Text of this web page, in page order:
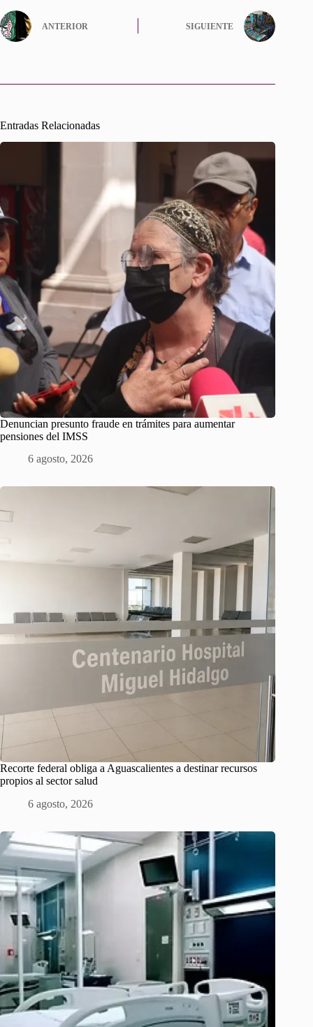
ANTERIOR SIGUIENTE
Entradas Relacionadas
Denuncian presunto fraude en trámites para aumentar
pensiones del IMSS
6 agosto, 2026
Recorte federal obliga a Aguascalientes a destinar recursos
propios al sector salud
6 agosto, 2026